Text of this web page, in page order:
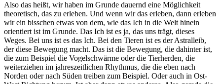
Also das heißt, wir haben im Grunde dauernd eine Möglichkeit
theoretisch, das zu erleben. Und wenn wir das erleben, dann erleben
wir ein bisschen etwas von dem, wie das Ich in die Welt hinein
orientiert ist im Grunde. Das Ich ist es ja, das uns trägt, dieses
Weges. Bei uns ist es das Ich. Bei den Tieren ist es der Astralleib,
der diese Bewegung macht. Das ist die Bewegung, die dahinter ist,
die zum Beispiel die Vogelschwärme oder die Tierherden, die
weiterziehen im jahreszeitlichen Rhythmus, die die eben nach
Norden oder nach Süden treiben zum Beispiel. Oder auch in Ost-